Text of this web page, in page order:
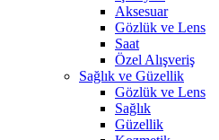
Aksesuar
Gözlük ve Lens
Saat
Özel Alışveriş
Sağlık ve Güzellik
Gözlük ve Lens
Sağlık
Güzellik